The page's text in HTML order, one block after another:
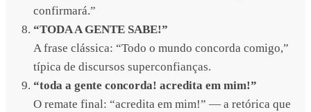
confirmará.”
“TODA A GENTE SABE!”
A frase clássica: “Todo o mundo concorda comigo,”
típica de discursos superconfianças.
“toda a gente concorda! acredita em mim!”
O remate final: “acredita em mim!” — a retórica que